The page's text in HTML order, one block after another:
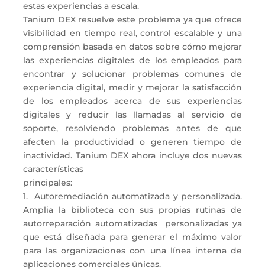
estas experiencias a escala.
Tanium DEX resuelve este problema ya que ofrece
visibilidad en tiempo real, control escalable y una
comprensión basada en datos sobre cómo mejorar
las experiencias digitales de los empleados para
encontrar y solucionar problemas comunes de
experiencia digital, medir y mejorar la satisfacción
de los empleados acerca de sus experiencias
digitales y reducir las llamadas al servicio de
soporte, resolviendo problemas antes de que
afecten la productividad o generen tiempo de
inactividad. Tanium DEX ahora incluye dos nuevas
características
principales:
1. Autoremediación automatizada y personalizada.
Amplia la biblioteca con sus propias rutinas de
autorreparación automatizadas personalizadas ya
que está diseñada para generar el máximo valor
para las organizaciones con una línea interna de
aplicaciones comerciales únicas.